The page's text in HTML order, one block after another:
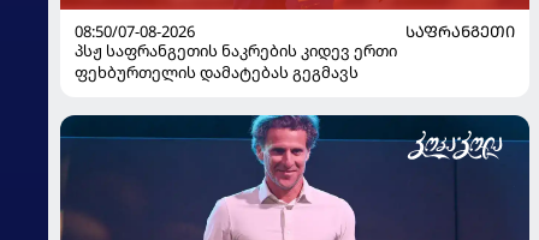
08:50/07-08-2026
ᲡᲐᲤᲠᲐᲜᲒᲔᲗᲘ
პსჟ საფრანგეთის ნაკრების კიდევ ერთი
ფეხბურთელის დამატებას გეგმავს